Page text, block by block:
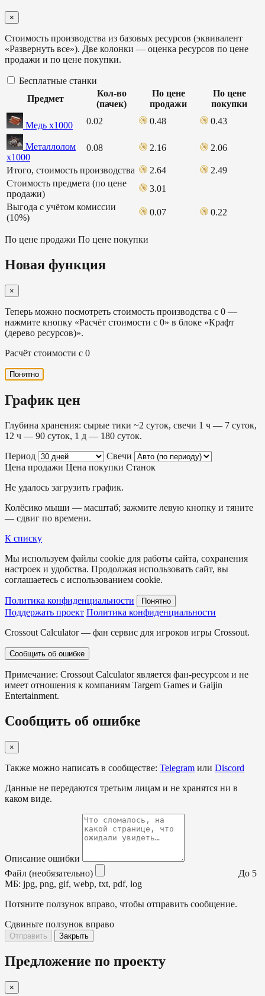
×
Стоимость производства из базовых ресурсов (эквивалент
«Развернуть все»). Две колонки — оценка ресурсов по цене
продажи и по цене покупки.
Бесплатные станки
Предмет
Кол-во
(пачек)
По цене
продажи
По цене
покупки
Медь х1000 0.02 0.48 0.43
Металлолом
х1000
0.08 2.16 2.06
Итого, стоимость производства 2.64
2.49
Стоимость предмета (по цене
продажи)
3.01
Выгода с учётом комиссии
(10%)
0.07 0.22
По цене продажи По цене покупки
Новая функция
×
Теперь можно посмотреть стоимость производства с 0 —
нажмите кнопку «Расчёт стоимости с 0» в блоке «Крафт
(дерево ресурсов)».
Расчёт стоимости с 0
Понятно
График цен
Глубина хранения: сырые тики ~2 суток, свечи 1 ч — 7 суток,
12 ч — 90 суток, 1 д — 180 суток.
Период
Свечи
Цена продажи Цена покупки Станок
Не удалось загрузить график.
Колёсико мыши — масштаб; зажмите левую кнопку и тяните
— сдвиг по времени.
К списку
Мы используем файлы cookie для работы сайта, сохранения
настроек и удобства. Продолжая использовать сайт, вы
соглашаетесь с использованием cookie.
Политика конфиденциальности Понятно
Поддержать проект Политика конфиденциальности
Crossout Calculator — фан сервис для игроков игры Crossout.
Сообщить об ошибке
Примечание: Crossout Calculator является фан-ресурсом и не
имеет отношения к компаниям Targem Games и Gaijin
Entertainment.
Сообщить об ошибке
×
Также можно написать в сообществе: Telegram или Discord
Данные не передаются третьим лицам и не хранятся ни в
каком виде.
Описание ошибки
Файл (необязательно)
До 5
МБ: jpg, png, gif, webp, txt, pdf, log
Потяните ползунок вправо, чтобы отправить сообщение.
Сдвиньте ползунок вправо
Отправить Закрыть
Предложение по проекту
×